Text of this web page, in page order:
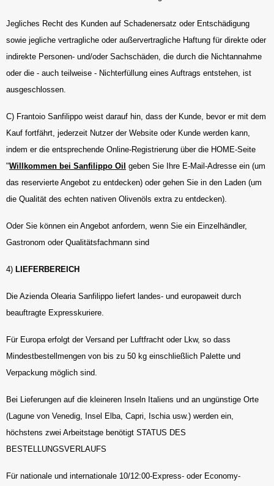
Jegliches Recht des Kunden auf Schadenersatz oder Entschädigung
sowie jegliche vertragliche oder außervertragliche Haftung für direkte oder
indirekte Personen- und/oder Sachschäden, die durch die Nichtannahme
oder die - auch teilweise - Nichterfüllung eines Auftrags entstehen, ist
ausgeschlossen.
C) Frantoio Sanfilippo weist darauf hin, dass der Kunde, bevor er mit dem
Kauf fortfährt, jederzeit Nutzer der Website oder Kunde werden kann,
indem er die entsprechende Online-Registrierung über die HOME-Seite
"Willkommen bei Sanfilippo Oil geben Sie Ihre E-Mail-Adresse ein (um
das reservierte Angebot zu entdecken) oder gehen Sie in den Laden (um
die Qualität des echten nativen Olivenöls extra zu entdecken).
Oder Sie können ein Angebot anfordern, wenn Sie ein Einzelhändler,
Gastronom oder Qualitätsfachmann sind
4) LIEFERBEREICH
Die Azienda Olearia Sanfilippo liefert landes- und europaweit durch
beauftragte Expresskuriere.
Für Europa erfolgt der Versand per Luftfracht oder Lkw, so dass
Mindestbestellmengen von bis zu 50 kg einschließlich Palette und
Verpackung möglich sind.
Bei Lieferungen auf die kleineren Inseln Italiens und an ungünstige Orte
(Lagune von Venedig, Insel Elba, Capri, Ischia usw.) werden ein,
höchstens zwei Arbeitstage benötigt STATUS DES
BESTELLUNGSVERLAUFS
Für nationale und internationale 10/12:00-Express- oder Economy-